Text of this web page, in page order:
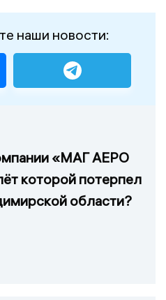
наши новости:
«МАГ АЕРО
которой потерпел
области?